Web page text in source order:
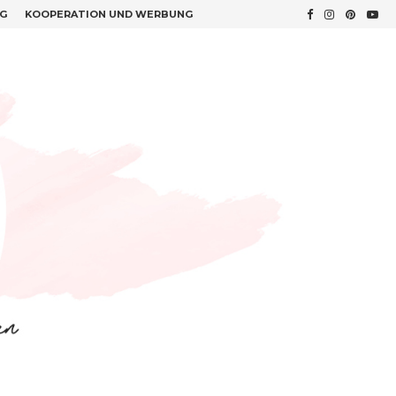
KOOPERATION UND WERBUNG